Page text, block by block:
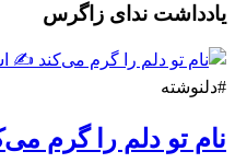
یادداشت ندای زاگرس
#دلنوشته
نام تو دلم را گرم